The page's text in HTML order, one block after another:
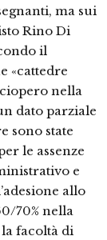
ma sui
Rino Di
il
«cattedre
nella
dato parziale
sono state
le assenze
e
allo
70% nella
la facoltà di